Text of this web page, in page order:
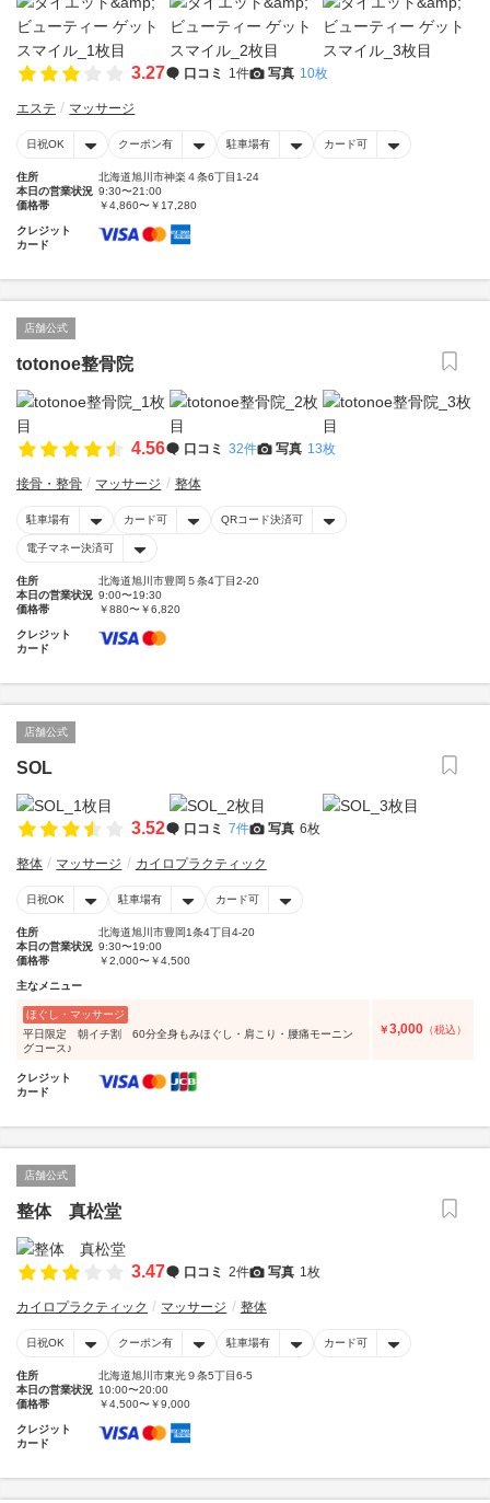
3.27 口コミ 1件 写真 10枚
エステ マッサージ
日祝OK クーポン有 駐車場有 カード可
住所
北海道旭川市神楽４条6丁目1-24
本日の営業状況 9:30〜21:00
価格帯
￥4,860〜￥17,280
クレジット
カード
店舗公式
totonoe整骨院
4.56 口コミ 32件 写真 13枚
接骨・整骨 マッサージ 整体
駐車場有 カード可 QRコード決済可
電子マネー決済可
住所
北海道旭川市豊岡５条4丁目2-20
本日の営業状況 9:00〜19:30
価格帯
￥880〜￥6,820
クレジット
カード
店舗公式
SOL
3.52 口コミ 7件 写真 6枚
整体 マッサージ カイロプラクティック
日祝OK 駐車場有 カード可
住所
北海道旭川市豊岡1条4丁目4-20
本日の営業状況 9:30〜19:00
価格帯
￥2,000〜￥4,500
主なメニュー
ほぐし・マッサージ
平日限定 朝イチ割 60分全身もみほぐし・肩こり・腰痛モーニン
グコース♪
￥3,000 （税込）
クレジット
カード
店舗公式
整体 真松堂
3.47 口コミ 2件 写真 1枚
カイロプラクティック マッサージ 整体
日祝OK クーポン有 駐車場有 カード可
住所
北海道旭川市東光９条5丁目6-5
本日の営業状況 10:00〜20:00
価格帯
￥4,500〜￥9,000
クレジット
カード